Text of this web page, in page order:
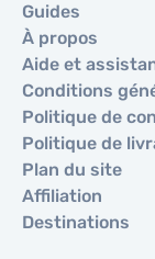
Guides
À propos
Aide et
Conditions
Politique de
Politique de
Plan du site
Affiliation
Destinations